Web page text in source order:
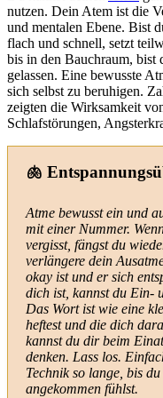
nutzen. Dein Atem ist die
und mentalen Ebene. Bist
flach und schnell, setzt
bis in den Bauchraum, bist
gelassen. Eine bewusste
sich selbst zu beruhigen.
zeigten die Wirksamkeit
Schlafstörungen,
🫁
Atme bewusst ein und
mit einer Nummer.
vergisst, fängst du
verlängere dein
okay ist und er sich
dich ist, kannst du Ein-
Das Wort ist wie eine
heftest und die dich
kannst du dir beim
denken. Lass los.
Technik so lange, bis
angekommen fühlst.